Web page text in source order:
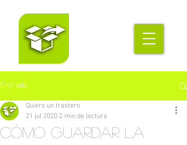
Entrada
Cómo guardar la
Quiero un trastero
21 jul 2020 2 min de lectura